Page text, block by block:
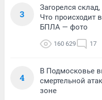
3
Загорелся
Что происходит
БПЛА — фото
160 629 17
4
В Подмосковье
смертельной
зоне